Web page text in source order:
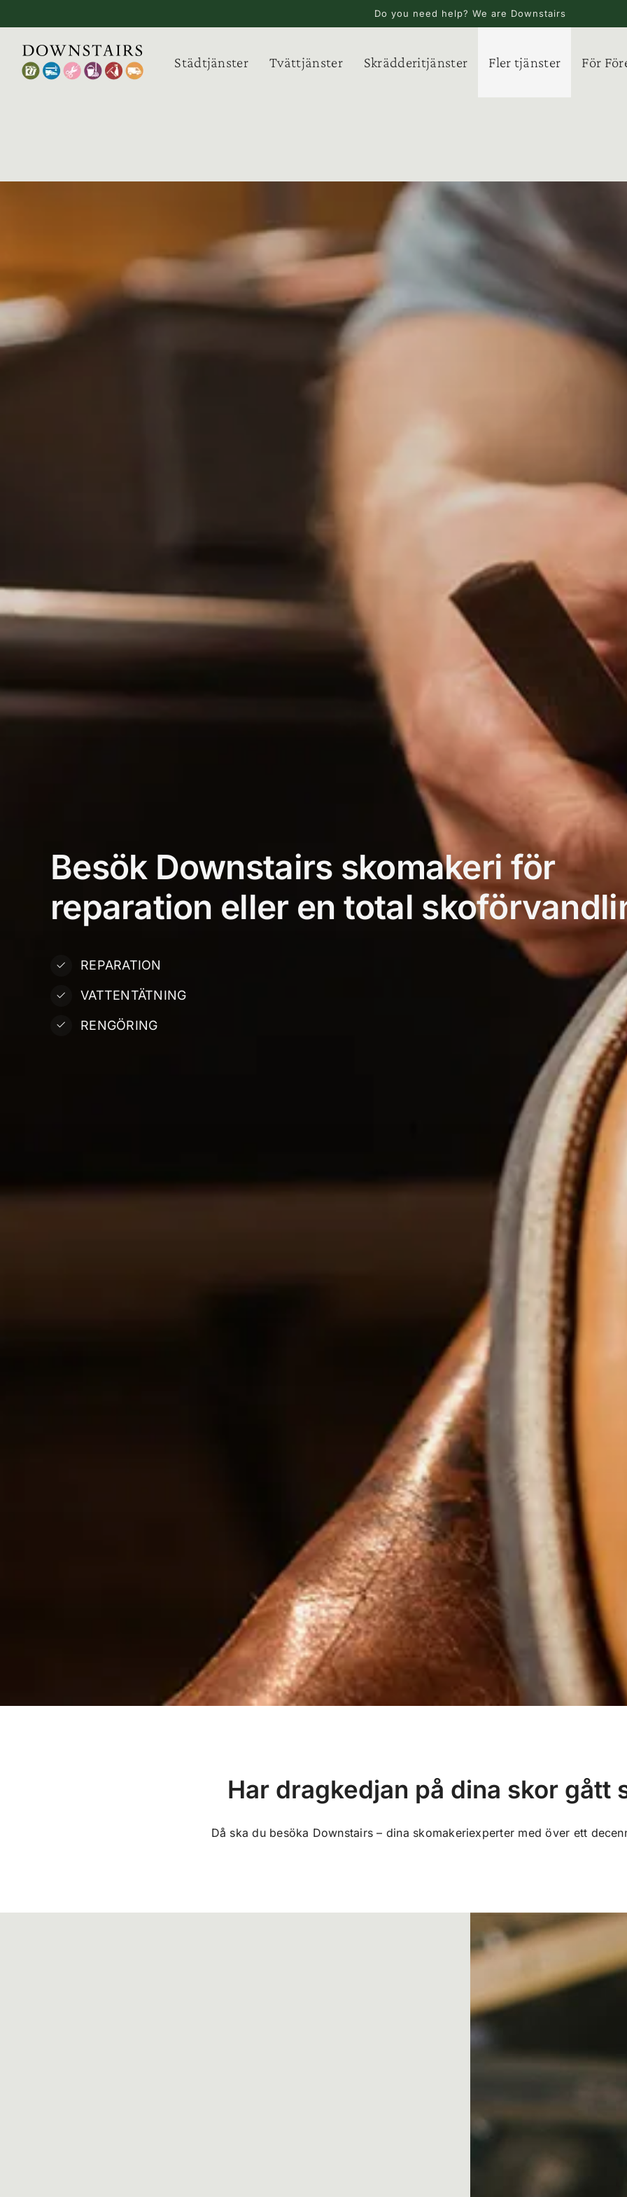
till
innehållet
Do you need help? We are Downstairs
Städtjänster Tvättjänster Skrädderitjänster Fler tjänster För
Besök Downstairs skomakeri för
reparation eller en total
REPARATION
VATTENTÄTNING
RENGÖRING
Har dragkedjan på dina skor gått
Då ska du besöka Downstairs – dina skomakeriexperter med över ett